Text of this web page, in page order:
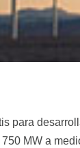
para
MW a